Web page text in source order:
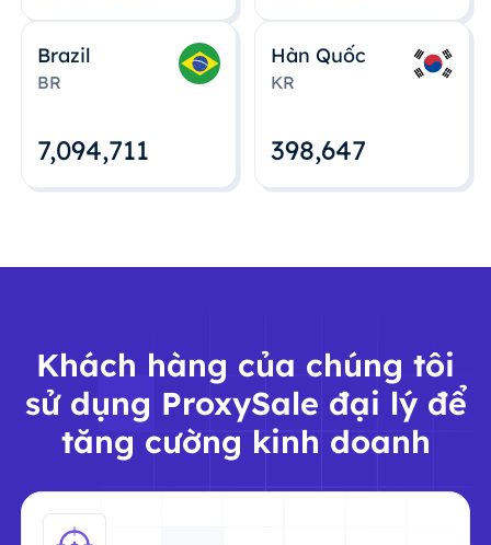
Brazil
BR
7,094,712
Hàn Quốc
KR
398,648
Khách hàng của chúng tôi
sử dụng ProxySale đại lý để
tăng cường kinh doanh